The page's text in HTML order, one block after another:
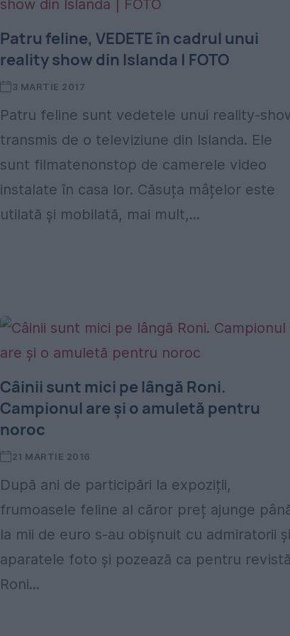
Patru feline, VEDETE în cadrul unui
reality show din Islanda | FOTO
3 MARTIE 2017
Patru feline sunt vedetele unui reality-
transmis de o televiziune din Islanda. Ele
sunt filmatenonstop de camerele video
instalate în casa lor. Căsuța mâțelor este
utilată și mobilată, mai mult,...
Câinii sunt mici pe lângă Roni.
Campionul are și o amuletă pentru
noroc
21 MARTIE 2016
După ani de participări la expoziții,
frumoasele feline al căror preț ajunge
la mii de euro s-au obișnuit cu admiratorii
aparatele foto și pozează ca pentru
Roni...